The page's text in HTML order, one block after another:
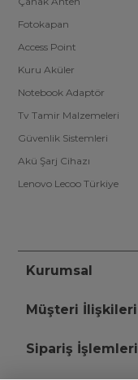
Fotokapan
Access Point
Kuru Aküler
Notebook Adaptör
Tv Tamir Malzemeleri
Güvenlik Sistemleri
Akü Şarj Cihazı
Lenovo Lecoo Türkiye
Kurumsal
Müşteri İlişkileri
Sipariş İşlemleri